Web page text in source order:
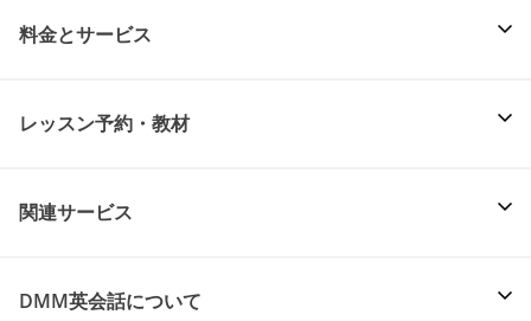
料金とサービス
レッスン予約・教材
関連サービス
DMM英会話について